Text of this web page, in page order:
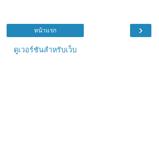
›
หน้าแรก
ดูเวอร์ชันสำหรับเว็บ